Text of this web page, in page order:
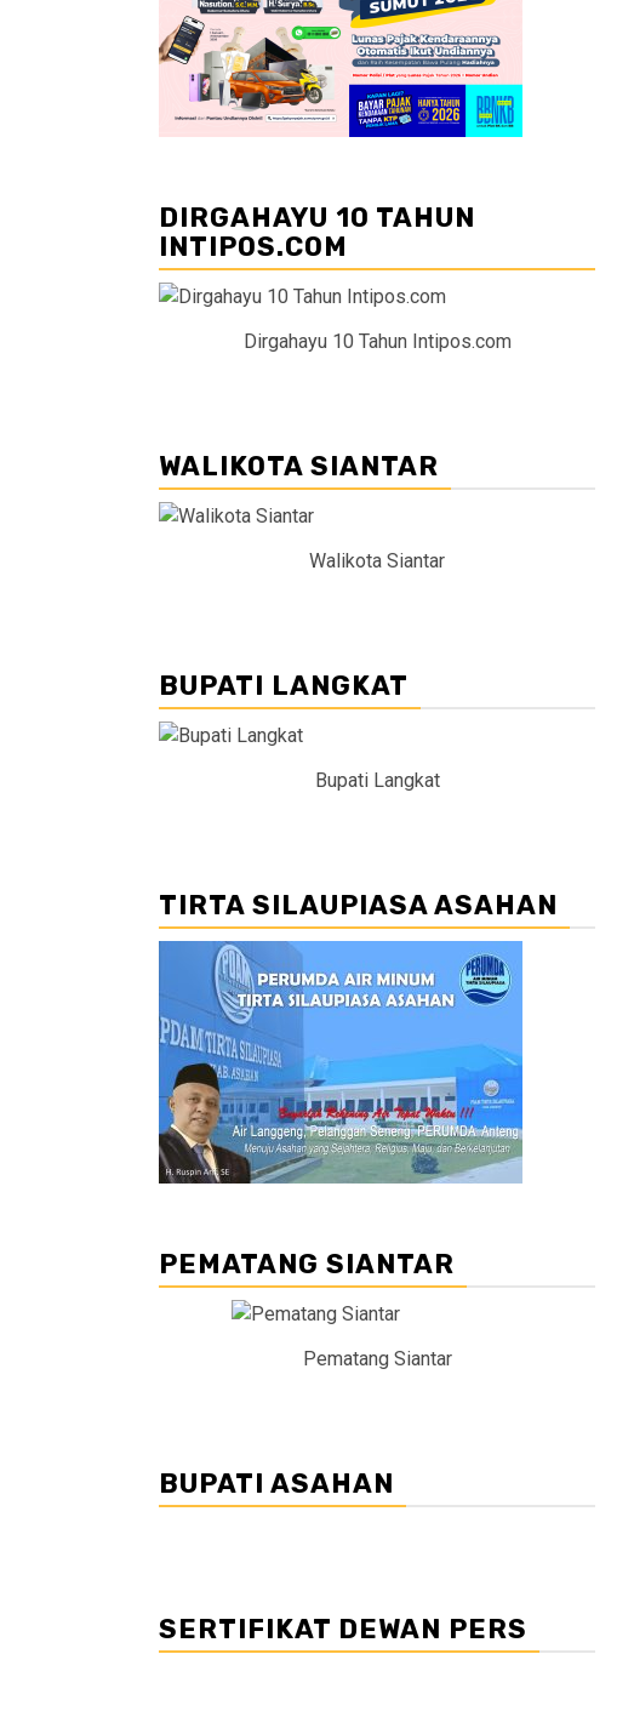
DIRGAHAYU 10 TAHUN
INTIPOS.COM
Dirgahayu 10 Tahun Intipos.com
WALIKOTA SIANTAR
Walikota Siantar
BUPATI LANGKAT
Bupati Langkat
TIRTA SILAUPIASA ASAHAN
PEMATANG SIANTAR
Pematang Siantar
BUPATI ASAHAN
SERTIFIKAT DEWAN PERS